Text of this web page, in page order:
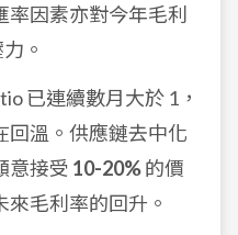
因素亦對今年毛利
。
已連續數月大於 1，
回溫。供應鏈去中化
意接受 10-20%的價
毛利率的回升。